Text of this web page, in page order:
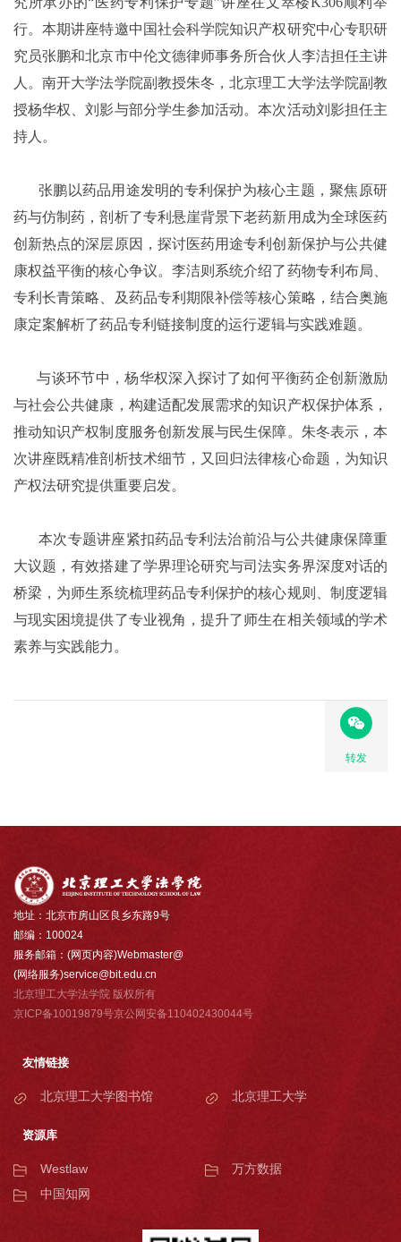
行。本期讲座特邀中国社会科学院知识产权研究中心专职研
究员张鹏和北京市中伦文德律师事务所合伙人李洁担任主讲
人。南开大学法学院副教授朱冬，北京理工大学法学院副教
授杨华权、刘影与部分学生参加活动。本次活动刘影担任主
持人。
张鹏以药品用途发明的专利保护为核心主题，聚焦原研
药与仿制药，剖析了专利悬崖背景下老药新用成为全球医药
创新热点的深层原因，探讨医药用途专利创新保护与公共健
康权益平衡的核心争议。李洁则系统介绍了药物专利布局、
专利长青策略、及药品专利期限补偿等核心策略，结合奥施
康定案解析了药品专利链接制度的运行逻辑与实践难题。
与谈环节中，杨华权深入探讨了如何平衡药企创新激励
与社会公共健康，构建适配发展需求的知识产权保护体系，
推动知识产权制度服务创新发展与民生保障。朱冬表示，本
次讲座既精准剖析技术细节，又回归法律核心命题，为知识
产权法研究提供重要启发。
本次专题讲座紧扣药品专利法治前沿与公共健康保障重
大议题，有效搭建了学界理论研究与司法实务界深度对话的
桥梁，为师生系统梳理药品专利保护的核心规则、制度逻辑
与现实困境提供了专业视角，提升了师生在相关领域的学术
素养与实践能力。
转发
地址：北京市房山区良乡东路9号
邮编：100024
服务邮箱：(网页内容)Webmaster@
(网络服务)service@bit.edu.cn
北京理工大学法学院 版权所有
京ICP备10019879号京公网安备110402430044号
友情链接
北京理工大学图书馆 北京理工大学
资源库
Westlaw
万方数据
中国知网